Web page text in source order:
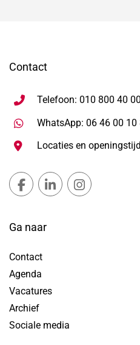
Contact
Telefoon: 010 800 40 00
WhatsApp: 06 46 00 10
Locaties en
GemeenteGemeente
Ga naar
Contact
Agenda
Vacatures
Archief
Sociale media